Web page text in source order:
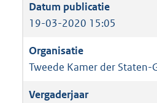
19-03-2020 15:05
Tweede Kamer der Staten-